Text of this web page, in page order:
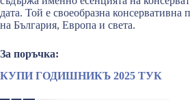
дата. Той е своеобразна консервативна
на България, Европа и света.
За поръчка:
КУПИ ГОДИШНИКЪ 2025 ТУК
П
И
Г
О